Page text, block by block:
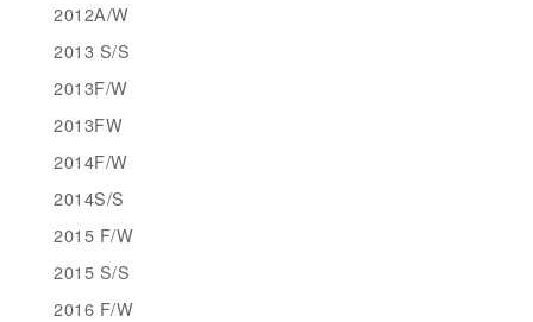
2012A/W
2013 S/S
2013F/W
2013FW
2014F/W
2014S/S
2015 F/W
2015 S/S
2016 F/W